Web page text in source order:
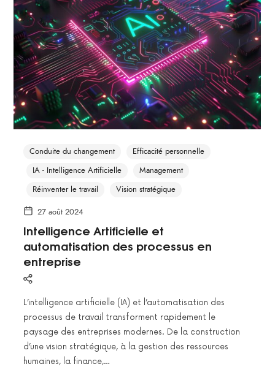
Conduite du changement
Efficacité personnelle
IA - Intelligence Artificielle
Management
Réinventer le travail
Vision stratégique
27 août 2024
Intelligence Artificielle et
automatisation des processus en
entreprise
L’intelligence artificielle (IA) et l’automatisation des
processus de travail transforment rapidement le
paysage des entreprises modernes. De la construction
d’une vision stratégique, à la gestion des ressources
humaines, la finance,…